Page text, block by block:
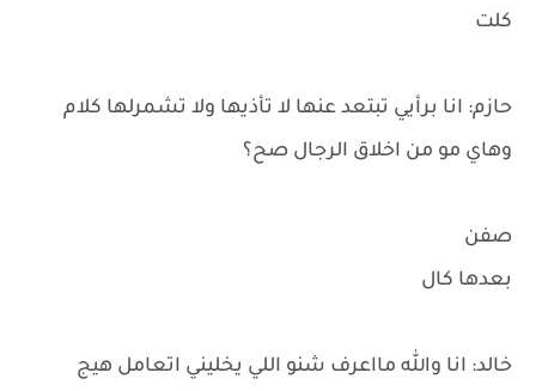
كلت
حازم: انا برأيي تبتعد عنها لا تأذيها ولا تشمرلها كلام
وهاي مو من اخلاق الرجال صح؟
صفن
بعدها كال
خالد: انا والله مااعرف شنو اللي يخليني اتعامل هيج